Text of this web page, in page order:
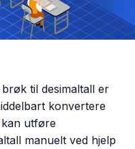
til desimaltall er
konvertere
utføre
manuelt ved hjelp